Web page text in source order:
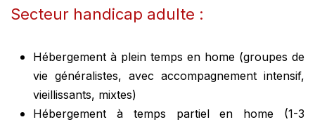
Secteur handicap adulte :
Hébergement à plein temps en home (groupes de
vie généralistes, avec accompagnement intensif,
vieillissants, mixtes)
Hébergement à temps partiel en home (1-3